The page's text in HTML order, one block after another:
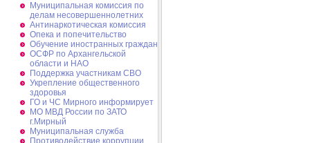
Муниципальная комиссия по
делам несовершеннолетних
Антинаркотическая комиссия
Опека и попечительство
Обучение иностранных граждан
ОСФР по Архангельской
области и НАО
Поддержка участникам СВО
Укрепление общественного
здоровья
ГО и ЧС Мирного информирует
МО МВД России по ЗАТО
г.Мирный
Муниципальная cлужба
Противодействие коррупции